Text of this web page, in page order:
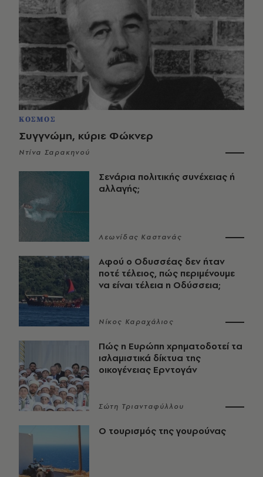
ΚΟΣΜΟΣ
Συγγνώμη, κύριε Φώκνερ
Ντίνα Σαρακηνού
Σενάρια πολιτικής συνέχειας ή
αλλαγής;
Λεωνίδας Καστανάς
Αφού ο Οδυσσέας δεν ήταν
ποτέ τέλειος, πώς περιμένουμε
να είναι τέλεια η Οδύσσεια;
Νίκος Καραχάλιος
Πώς η Ευρώπη χρηματοδοτεί τα
ισλαμιστικά δίκτυα της
οικογένειας Ερντογάν
Σώτη Τριανταφύλλου
Ο τουρισμός της γουρούνας